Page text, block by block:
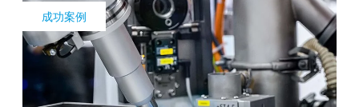
成功案例